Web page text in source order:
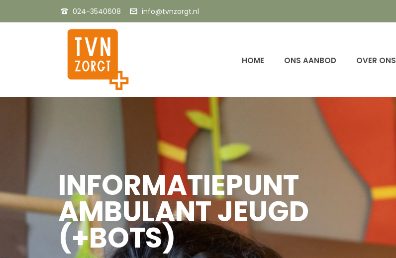
024-3540608 info@tvnzorgt.nl
HOME ONS AANBOD OVER ONS
INFORMATIEPUNT
AMBULANT JEUGD
(+BOTS)